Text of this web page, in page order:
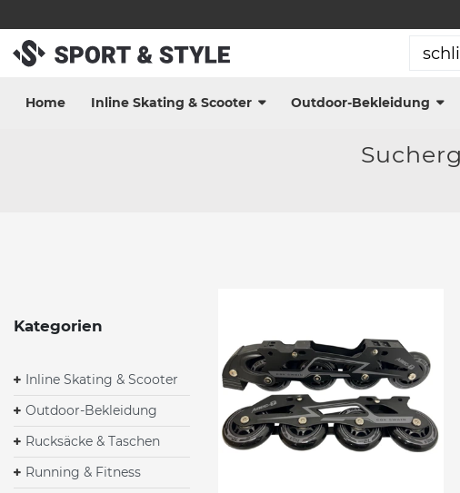
Home Inline Skating & Scooter Outdoor-Bekleidung
Kategorien
Inline Skating & Scooter
Outdoor-Bekleidung
Rucksäcke & Taschen
Running & Fitness